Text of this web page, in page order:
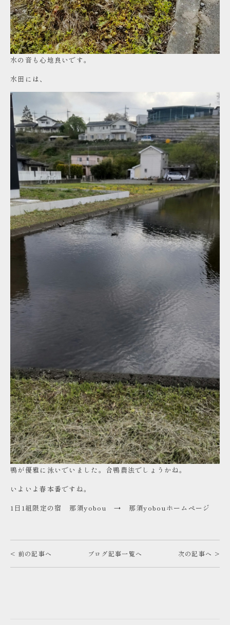
水の音も心地良いです。
水田には、
鴨が優雅に泳いでいました。合鴨農法でしょうかね。
いよいよ春本番ですね。
1日1組限定の宿 那須yobou → 那須yobouホームページ
< 前の記事へ ブログ記事一覧へ 次の記事へ >